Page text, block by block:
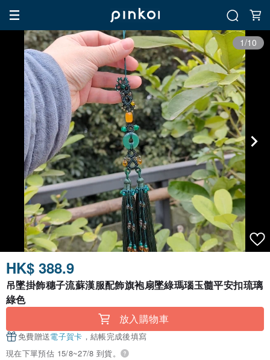
1/10
HK$ 388.9
吊墜掛飾穗子流蘇漢服配飾旗袍扇墜綠瑪瑙玉髓平安扣琉璃
綠色
放入購物車
免費贈送電子賀卡 ，結帳完成後填寫
現在下單預估 15/8~27/8 到貨。